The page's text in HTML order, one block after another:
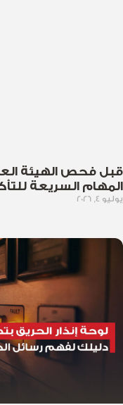
قبل فحص الهيئة
المهام السريعة
يوليو 4, 2026